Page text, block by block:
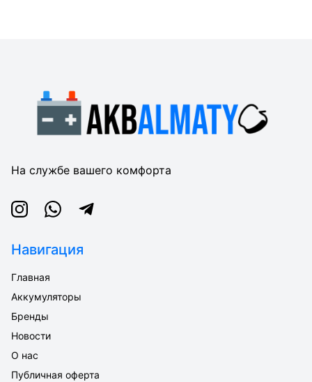
На службе вашего комфорта
InstagramWhatsappTelegram
Навигация
Главная
Аккумуляторы
Бренды
Новости
О нас
Публичная оферта